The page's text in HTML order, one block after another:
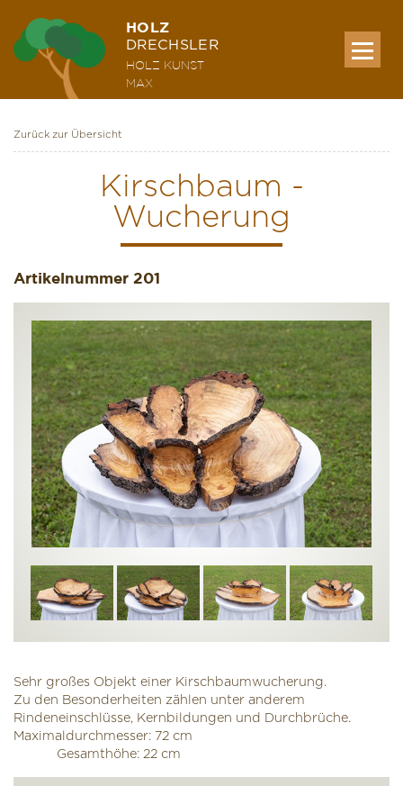
HOLZ
DRECHSLER
HOLZ KUNST
MAX
MEINE WERKE
AUSSTELLUNG & KURSE
ÜBER MICH
KONTAKT
Zurück zur Übersicht
Kirschbaum -
Wucherung
Artikelnummer 201
Sehr großes Objekt einer Kirschbaumwucherung.
Zu den Besonderheiten zählen unter anderem
Rindeneinschlüsse, Kernbildungen und Durchbrüche.
Maximaldurchmesser: 72 cm
Gesamthöhe: 22 cm